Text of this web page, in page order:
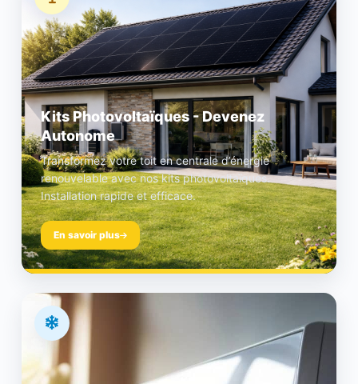
Kits Photovoltaïques - Devenez
Autonome
Transformez votre toit en centrale d’énergie
renouvelable avec nos kits photovoltaïques.
Installation rapide et efficace.
En savoir plus